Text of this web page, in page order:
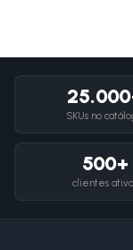
SKUs no
500+
clientes